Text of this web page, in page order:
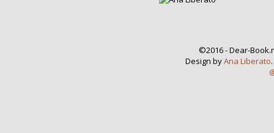
©2016 - Dear-
Design byAna Liberato